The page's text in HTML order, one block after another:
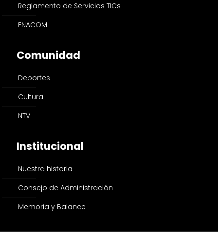
Reglamento de Servicios TICs
ENACOM
Comunidad
Deportes
Cultura
NTV
Institucional
Nuestra historia
Consejo de Administración
Memoria y Balance